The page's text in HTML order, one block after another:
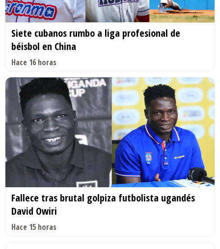
Siete cubanos rumbo a liga profesional de
béisbol en China
Hace 16 horas
Fallece tras brutal golpiza futbolista ugandés
David Owiri
Hace 15 horas